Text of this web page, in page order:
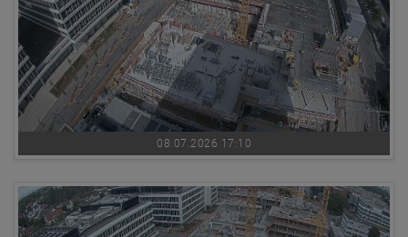
08.07.2026 17:10